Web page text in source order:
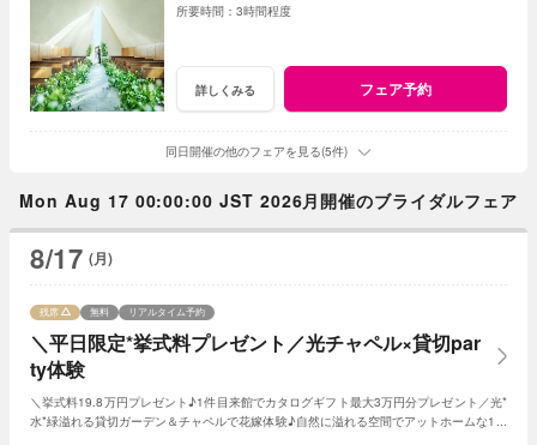
3時間程度
詳しくみる フェア予約
同日開催の他のフェアを見る(5件)
Mon Aug 17 00:00:00 JST 2026月開催のブライダルフェア
8/17 (月)
＼平日限定*挙式料プレゼント／光チャペル×貸切par
ty体験
残席 無料 リアルタイム予約
＼挙式料19.8万円プレゼント♪1件目来館でカタログギフト最大3万円分プレゼント／光*
水*緑溢れる貸切ガーデン＆チャペルで花嫁体験♪自然に溢れる空間でアットホームな1日